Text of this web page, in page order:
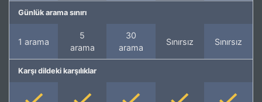
Günlük arama sınırı
1 arama
5
arama
30
arama
Sınırsız Sınırsız
Karşı dildeki karşılıklar